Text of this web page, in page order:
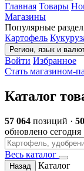
Главная Товары
Магазины
Популярные
Картофель
Регион, язык и
Войти Избранное
Стать магазином-
Каталог
57 064 позиций · 50
обновлено сегодня
Весь каталог
Назад
Каталог